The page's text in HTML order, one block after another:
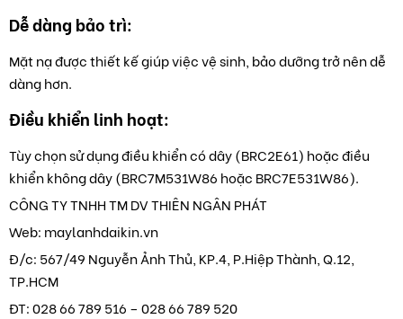
Dễ dàng bảo trì:
Mặt nạ được thiết kế giúp việc vệ sinh, bảo dưỡng trở nên dễ
dàng hơn.
Điều khiển linh hoạt:
Tùy chọn sử dụng điều khiển có dây (BRC2E61) hoặc điều
khiển không dây (BRC7M531W86 hoặc BRC7E531W86).
CÔNG TY TNHH TM DV THIÊN NGÂN PHÁT
Web: maylanhdaikin.vn
Đ/c: 567/49 Nguyễn Ảnh Thủ, KP.4, P.Hiệp Thành, Q.12,
TP.HCM
ĐT: 028 66 789 516 – 028 66 789 520